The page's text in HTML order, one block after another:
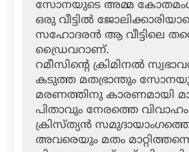
സോനയുടെ അമ്മ
ഒരു വീട്ടില്‍
സഹോദരന്‍ ആ വീട്ടിലെ
ഡ്രൈവറാണ്.
റമീസിന്റെ ക്രിമിനല്‍
കടുത്ത മതഭ്രാന്തും
മരണത്തിനു കാരണമായി
പിതാവും നേരത്തെ
ക്രിസ്ത്യന്‍
അവരെയും മതം